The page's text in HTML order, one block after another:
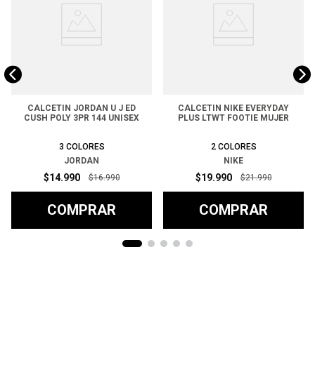
CALCETIN JORDAN U J ED
CUSH POLY 3PR 144 UNISEX
3 COLORES
JORDAN
$14.990 $16.990
COMPRAR
CALCETIN NIKE EVERYDAY
PLUS LTWT FOOTIE MUJER
2 COLORES
NIKE
$19.990 $21.990
COMPRAR